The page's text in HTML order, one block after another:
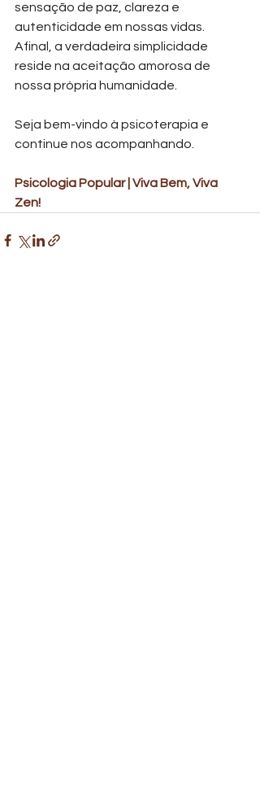
sensação de paz, clareza e
autenticidade em nossas vidas.
Afinal, a verdadeira simplicidade
reside na aceitação amorosa de
nossa própria humanidade.
Seja bem-vindo à psicoterapia e
continue nos acompanhando.
Psicologia Popular | Viva Bem, Viva
Zen!